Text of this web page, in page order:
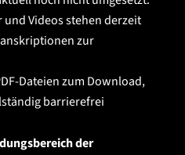
Videos stehen derzeit
zur
Dateien zum Download,
barrierefrei
der